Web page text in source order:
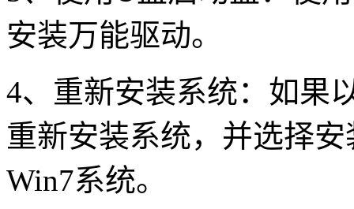
安装万能驱动。
4、重新安装系统：如果
重新安装系统，并选择安
Win7系统。